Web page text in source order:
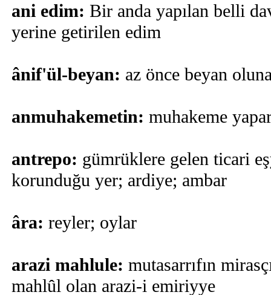
ani edim: Bir anda yapılan belli
yerine getirilen edim
ânif'ül-beyan: az önce beyan
anmuhakemetin: muhakeme
antrepo: gümrüklere gelen ticari
korunduğu yer; ardiye; ambar
âra: reyler; oylar
arazi mahlule: mutasarrıfın
mahlûl olan arazi-i emiriyye